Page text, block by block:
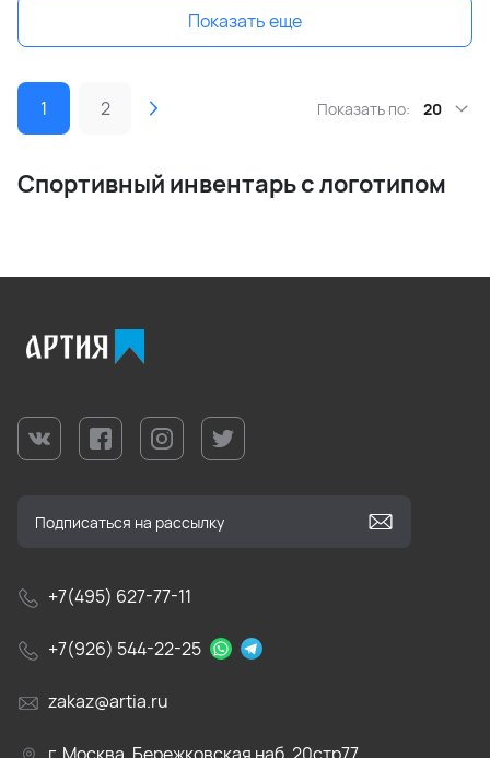
Показать еще
1 2 Показать по: 20
Спортивный инвентарь с логотипом
+7(495) 627-77-11
+7(926) 544-22-25
zakaz@artia.ru